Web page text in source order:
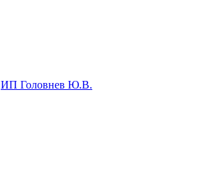
ИП Головнев Ю.В.